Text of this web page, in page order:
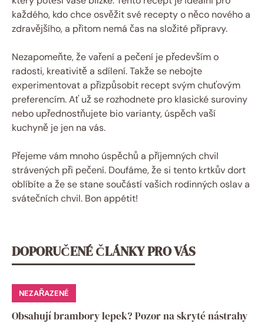
každého, kdo chce osvěžit své recepty o něco nového a
zdravějšího, a přitom nemá čas na složité přípravy.
Nezapomeňte, že vaření a pečení je především o
radosti, kreativitě a sdílení. Takže se nebojte
experimentovat a přizpůsobit recept svým chuťovým
preferencím. Ať už se rozhodnete pro klasické suroviny
nebo upřednostňujete bio varianty, úspěch vaší
kuchyně je jen na vás.
Přejeme vám mnoho úspěchů a příjemných chvil
strávených při pečení. Doufáme, že si tento krtkův dort
oblíbíte a že se stane součástí vašich rodinných oslav a
svátečních chvil. Bon appétit!
DOPORUČENÉ ČLÁNKY PRO VÁS
NEZAŘAZENÉ
Obsahují brambory lepek? Pozor na skryté nástrahy